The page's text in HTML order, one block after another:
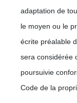
adaptation de
le moyen ou le
écrite préalable
sera considérée
poursuivie
Code de la